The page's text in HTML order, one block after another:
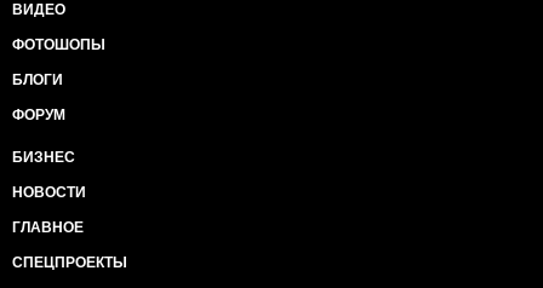
ВИДЕО
ФОТОШОПЫ
БЛОГИ
ФОРУМ
БИЗНЕС
НОВОСТИ
ГЛАВНОЕ
СПЕЦПРОЕКТЫ